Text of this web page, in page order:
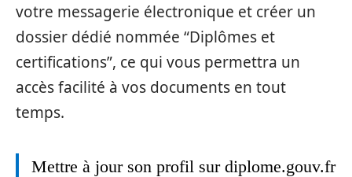
votre messagerie électronique et créer un
dossier dédié nommée “Diplômes et
certifications”, ce qui vous permettra un
accès facilité à vos documents en tout
temps.
Mettre à jour son profil sur diplome.gouv.fr